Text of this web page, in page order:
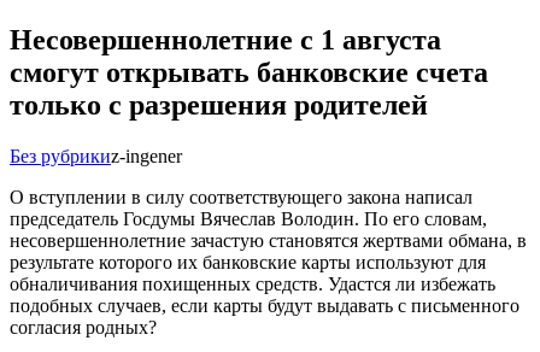
Несовершеннолетние с 1 августа
смогут открывать банковские счета
только с разрешения родителей
Без рубрикиz-ingener
О вступлении в силу соответствующего закона написал
председатель Госдумы Вячеслав Володин. По его словам,
несовершеннолетние зачастую становятся жертвами обмана, в
результате которого их банковские карты используют для
обналичивания похищенных средств. Удастся ли избежать
подобных случаев, если карты будут выдавать с письменного
согласия родных?